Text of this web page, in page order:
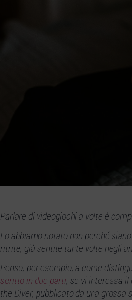
Parlare di videogiochi a volte è
Lo abbiamo notato non perché
ritrite, già sentite tante volte negli
Penso, per esempio, a come
scritto in due parti, se vi interessa il
the Diver, pubblicato da una